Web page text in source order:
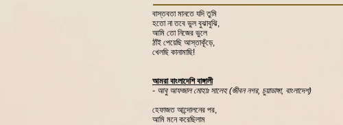
বাস্তবতা মানতে যদি তুমি
হতো না তবে ভুল বুঝাবুঝি,
আমি তো নিজের ভুলে
ঠাঁই পেয়েছি আস্তাকূঁড়ে,
খেলছি কানামাছি!
আমরা বাংলাদেশি বাঙ্গালী
- আবু আফজাল মোহাঃ সালেহ (জীবন নগর, চুয়াডাঙ্গা, বাংলাদেশ)
হেফাজত আন্দোলনের পর,
আমি মনে করেছিলাম